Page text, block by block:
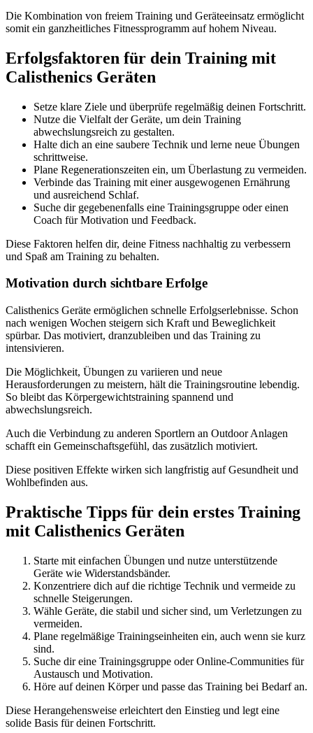
Die Kombination von freiem Training und Geräteeinsatz ermöglicht
somit ein ganzheitliches Fitnessprogramm auf hohem Niveau.
Erfolgsfaktoren für dein Training mit
Calisthenics Geräten
Setze klare Ziele und überprüfe regelmäßig deinen Fortschritt.
Nutze die Vielfalt der Geräte, um dein Training
abwechslungsreich zu gestalten.
Halte dich an eine saubere Technik und lerne neue Übungen
schrittweise.
Plane Regenerationszeiten ein, um Überlastung zu vermeiden.
Verbinde das Training mit einer ausgewogenen Ernährung
und ausreichend Schlaf.
Suche dir gegebenenfalls eine Trainingsgruppe oder einen
Coach für Motivation und Feedback.
Diese Faktoren helfen dir, deine Fitness nachhaltig zu verbessern
und Spaß am Training zu behalten.
Motivation durch sichtbare Erfolge
Calisthenics Geräte ermöglichen schnelle Erfolgserlebnisse. Schon
nach wenigen Wochen steigern sich Kraft und Beweglichkeit
spürbar. Das motiviert, dranzubleiben und das Training zu
intensivieren.
Die Möglichkeit, Übungen zu variieren und neue
Herausforderungen zu meistern, hält die Trainingsroutine lebendig.
So bleibt das Körpergewichtstraining spannend und
abwechslungsreich.
Auch die Verbindung zu anderen Sportlern an Outdoor Anlagen
schafft ein Gemeinschaftsgefühl, das zusätzlich motiviert.
Diese positiven Effekte wirken sich langfristig auf Gesundheit und
Wohlbefinden aus.
Praktische Tipps für dein erstes Training
mit Calisthenics Geräten
Starte mit einfachen Übungen und nutze unterstützende
Geräte wie Widerstandsbänder.
Konzentriere dich auf die richtige Technik und vermeide zu
schnelle Steigerungen.
Wähle Geräte, die stabil und sicher sind, um Verletzungen zu
vermeiden.
Plane regelmäßige Trainingseinheiten ein, auch wenn sie kurz
sind.
Suche dir eine Trainingsgruppe oder Online-Communities für
Austausch und Motivation.
Höre auf deinen Körper und passe das Training bei Bedarf an.
Diese Herangehensweise erleichtert den Einstieg und legt eine
solide Basis für deinen Fortschritt.